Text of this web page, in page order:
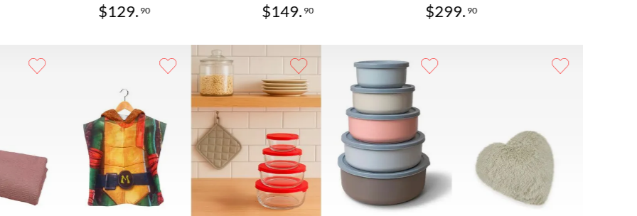
$129. 90 $149. 90 $299. 90
AGREGAR AGREGAR AGREGAR AGREGAR